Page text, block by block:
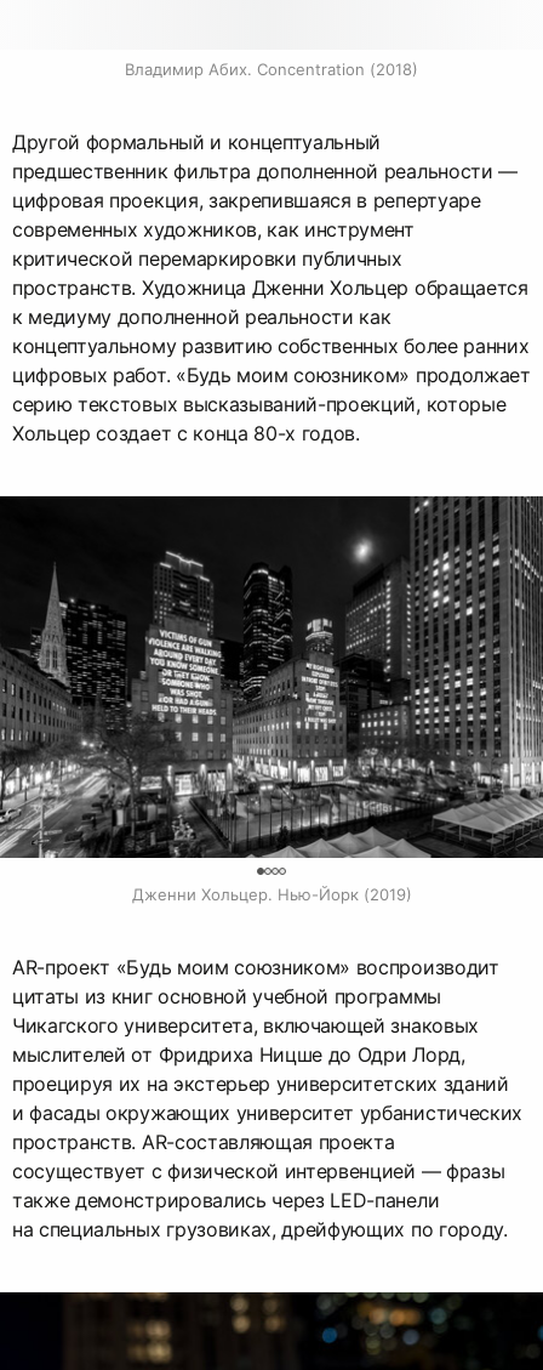
Владимир Абих. Concentration (2018)
Другой формальный и концептуальный
предшественник фильтра дополненной реальности —
цифровая проекция, закрепившаяся в репертуаре
современных художников, как инструмент
критической перемаркировки публичных
пространств. Художница Дженни Хольцер обращается
к медиуму дополненной реальности как
концептуальному развитию собственных более ранних
цифровых работ. «Будь моим союзником» продолжает
серию текстовых высказываний-проекций, которые
Хольцер создает с конца 80-х годов.
Дженни Хольцер. Нью-Йорк (2019)
AR-проект «Будь моим союзником» воспроизводит
цитаты из книг основной учебной программы
Чикагского университета, включающей знаковых
мыслителей от Фридриха Ницше до Одри Лорд,
проецируя их на экстерьер университетских зданий
и фасады окружающих университет урбанистических
пространств. AR-составляющая проекта
сосуществует с физической интервенцией — фразы
также демонстрировались через LED-панели
на специальных грузовиках, дрейфующих по городу.